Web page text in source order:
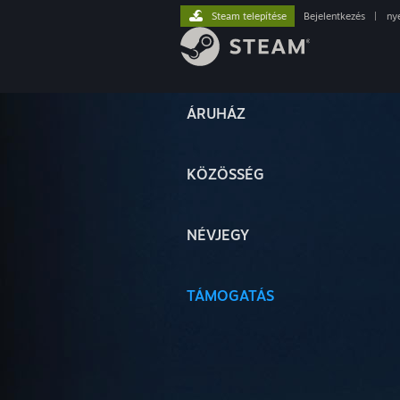
ÁRUHÁZ
KÖZÖSSÉG
NÉVJEGY
TÁMOGATÁS
Steam telepítése Bejelentkezés